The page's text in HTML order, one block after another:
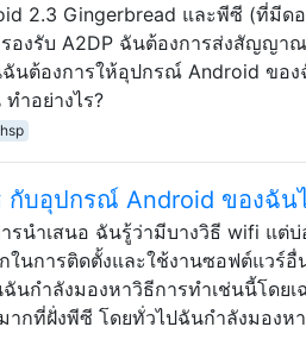
2.3 Gingerbread และพีซี (ที่มีด
งรับ A2DP ฉันต้องการส่งสัญญาณ
นต้องการให้อุปกรณ์ Android ขอ
ำอย่างไร?
บอุปกรณ์ Android ของฉัน
นำเสนอ ฉันรู้ว่ามีบางวิธี wifi แต่
นการติดตั้งและใช้งานซอฟต์แวร์อื่
กำลังมองหาวิธีการทำเช่นนี้โดยเ
กที่ฝั่งพีซี โดยทั่วไปฉันกำลังมองหา